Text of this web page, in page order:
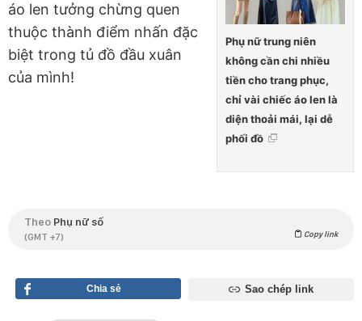
Phụ nữ trung niên
không cần chi nhiều
tiền cho trang phục,
chỉ vài chiếc áo len là
diện thoải mái, lại dễ
phối đồ
áo len tưởng chừng quen
thuộc thành điểm nhấn đặc
biệt trong tủ đồ đầu xuân
của mình!
Theo Phụ nữ số
(GMT +7) Copy link
Chia sẻ Sao chép link